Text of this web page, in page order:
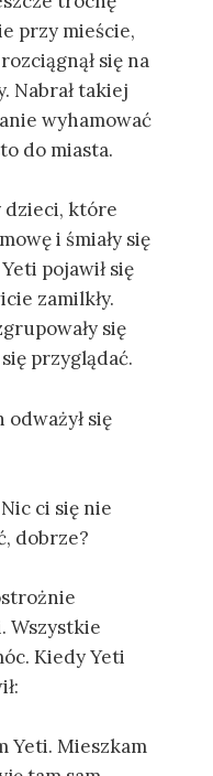
przy mieście,
się na
Nabrał takiej
wyhamować
do miasta.
dzieci, które
i śmiały się
pojawił się
zamilkły.
się
przyglądać.
się
ci się nie
dobrze?
Wszystkie
Kiedy Yeti
Yeti. Mieszkam